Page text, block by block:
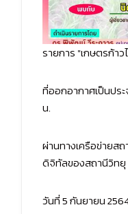
รายการ "เกษตรก้าว
ที่ออกอากาศเป็นประ
น.
ผ่านทางเครือข่ายส
ดิจิทัลของสถานีวิท
วันที่ 5 กันยายน